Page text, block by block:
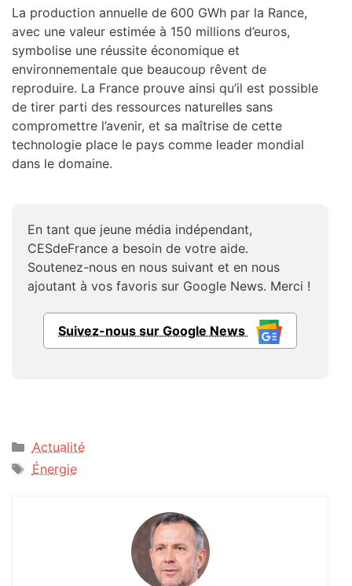
La production annuelle de 600 GWh par la Rance,
avec une valeur estimée à 150 millions d’euros,
symbolise une réussite économique et
environnementale que beaucoup rêvent de
reproduire. La France prouve ainsi qu’il est possible
de tirer parti des ressources naturelles sans
compromettre l’avenir, et sa maîtrise de cette
technologie place le pays comme leader mondial
dans le domaine.
En tant que jeune média indépendant,
CESdeFrance a besoin de votre aide.
Soutenez-nous en nous suivant et en nous
ajoutant à vos favoris sur Google News. Merci !
Suivez-nous sur Google News
Catégories
Actualité
Étiquettes
Énergie